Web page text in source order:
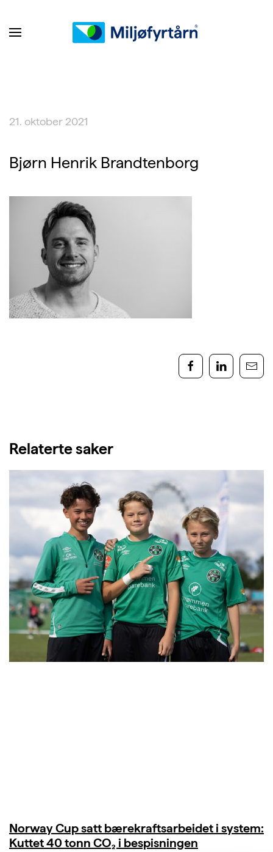
21. oktober 2021
Bjørn Henrik Brandtenborg
Relaterte saker
Norway Cup satt bærekraftsarbeidet i system:
Kuttet 40 tonn CO₂ i bespisningen